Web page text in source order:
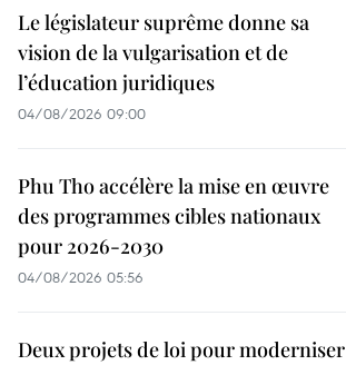
Le législateur suprême donne sa
vision de la vulgarisation et de
l’éducation juridiques
04/08/2026 09:00
Phu Tho accélère la mise en œuvre
des programmes cibles nationaux
pour 2026-2030
04/08/2026 05:56
Deux projets de loi pour moderniser